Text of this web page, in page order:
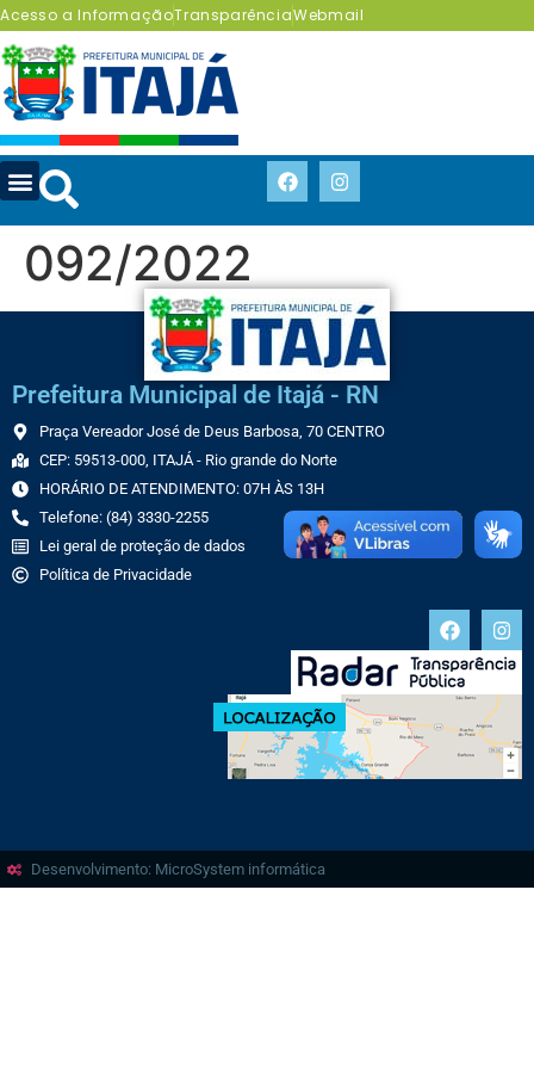
Acesso a InformaçãoTransparênciaWebmail
092/2022
Prefeitura Municipal de Itajá - RN
Praça Vereador José de Deus Barbosa, 70 CENTRO
CEP: 59513-000, ITAJÁ - Rio grande do Norte
HORÁRIO DE ATENDIMENTO: 07H ÀS 13H
Telefone: (84) 3330-2255
Lei geral de proteção de dados
Política de Privacidade
Desenvolvimento: MicroSystem informática